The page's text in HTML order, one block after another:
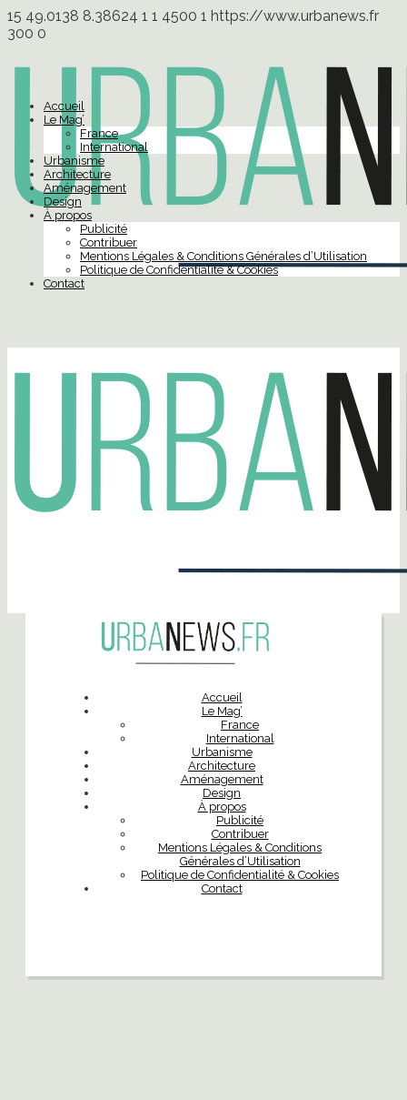
15 49.0138 8.38624 1 1 4500 1 https://www.urbanews.fr
300 0
Accueil
Le Mag’
France
International
Urbanisme
Architecture
Aménagement
Design
À propos
Publicité
Contribuer
Mentions Légales & Conditions Générales d’Utilisation
Politique de Confidentialité & Cookies
Contact
Accueil
Le Mag’
France
International
Urbanisme
Architecture
Aménagement
Design
À propos
Publicité
Contribuer
Mentions Légales & Conditions
Générales d’Utilisation
Politique de Confidentialité & Cookies
Contact